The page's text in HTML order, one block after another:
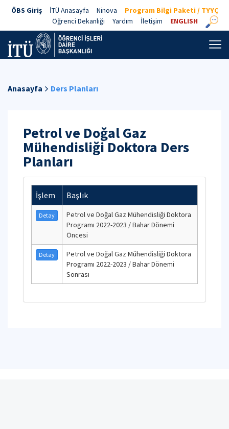
ÖBS Giriş İTÜ Anasayfa Ninova
Program Bilgi Paketi / TYYÇ
Öğrenci Dekanlığı
Yardım İletişim ENGLISH
Anasayfa Ders Planları
Petrol ve Doğal Gaz
Mühendisliği Doktora Ders
Planları
İşlem Başlık
Detay
Petrol ve Doğal Gaz Mühendisliği Doktora
Programı 2022-2023 / Bahar Dönemi
Öncesi
Detay
Petrol ve Doğal Gaz Mühendisliği Doktora
Programı 2022-2023 / Bahar Dönemi
Sonrası